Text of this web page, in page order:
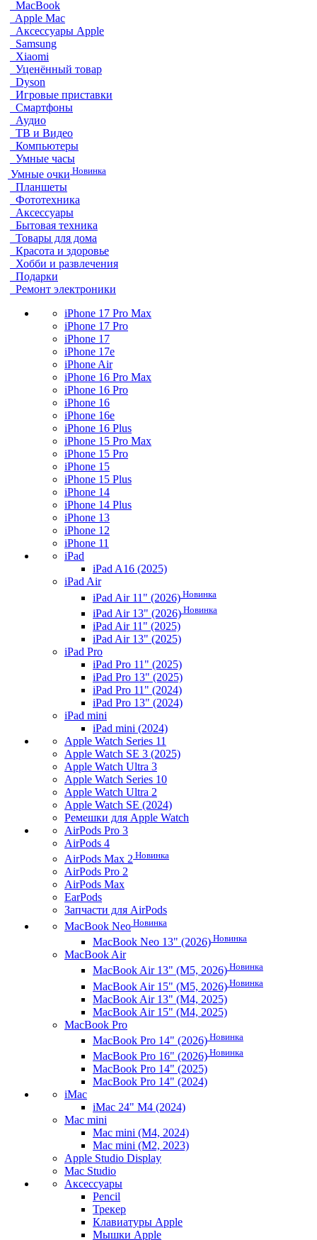
MacBook
Apple Mac
Аксессуары Apple
Samsung
Xiaomi
Уценённый товар
Dyson
Игровые приставки
Смартфоны
Аудио
ТВ и Видео
Компьютеры
Умные часы
Умные очки Новинка
Планшеты
Фототехника
Аксессуары
Бытовая техника
Товары для дома
Красота и здоровье
Хобби и развлечения
Подарки
Ремонт электроники
iPhone 17 Pro Max
iPhone 17 Pro
iPhone 17
iPhone 17e
iPhone Air
iPhone 16 Pro Max
iPhone 16 Pro
iPhone 16
iPhone 16e
iPhone 16 Plus
iPhone 15 Pro Max
iPhone 15 Pro
iPhone 15
iPhone 15 Plus
iPhone 14
iPhone 14 Plus
iPhone 13
iPhone 12
iPhone 11
iPad
iPad A16 (2025)
iPad Air
iPad Air 11" (2026) Новинка
iPad Air 13" (2026) Новинка
iPad Air 11" (2025)
iPad Air 13" (2025)
iPad Pro
iPad Pro 11" (2025)
iPad Pro 13" (2025)
iPad Pro 11" (2024)
iPad Pro 13" (2024)
iPad mini
iPad mini (2024)
Apple Watch Series 11
Apple Watch SE 3 (2025)
Apple Watch Ultra 3
Apple Watch Series 10
Apple Watch Ultra 2
Apple Watch SE (2024)
Ремешки для Apple Watch
AirPods Pro 3
AirPods 4
AirPods Max 2 Новинка
AirPods Pro 2
AirPods Max
EarPods
Запчасти для AirPods
MacBook Neo Новинка
MacBook Neo 13" (2026) Новинка
MacBook Air
MacBook Air 13" (M5, 2026) Новинка
MacBook Air 15" (M5, 2026) Новинка
MacBook Air 13" (M4, 2025)
MacBook Air 15" (M4, 2025)
MacBook Pro
MacBook Pro 14" (2026) Новинка
MacBook Pro 16" (2026) Новинка
MacBook Pro 14" (2025)
MacBook Pro 14" (2024)
iMac
iMac 24" M4 (2024)
Mac mini
Mac mini (M4, 2024)
Mac mini (M2, 2023)
Apple Studio Display
Mac Studio
Аксессуары
Pencil
Трекер
Клавиатуры Apple
Мышки Apple